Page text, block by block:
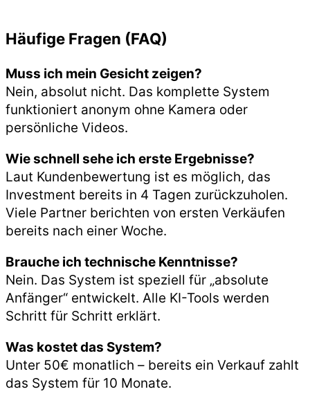
Häufige Fragen (FAQ)
Muss ich mein Gesicht zeigen?
Nein, absolut nicht. Das komplette System
funktioniert anonym ohne Kamera oder
persönliche Videos.
Wie schnell sehe ich erste Ergebnisse?
Laut Kundenbewertung ist es möglich, das
Investment bereits in 4 Tagen zurückzuholen.
Viele Partner berichten von ersten Verkäufen
bereits nach einer Woche.
Brauche ich technische Kenntnisse?
Nein. Das System ist speziell für „absolute
Anfänger“ entwickelt. Alle KI-Tools werden
Schritt für Schritt erklärt.
Was kostet das System?
Unter 50€ monatlich – bereits ein Verkauf zahlt
das System für 10 Monate.